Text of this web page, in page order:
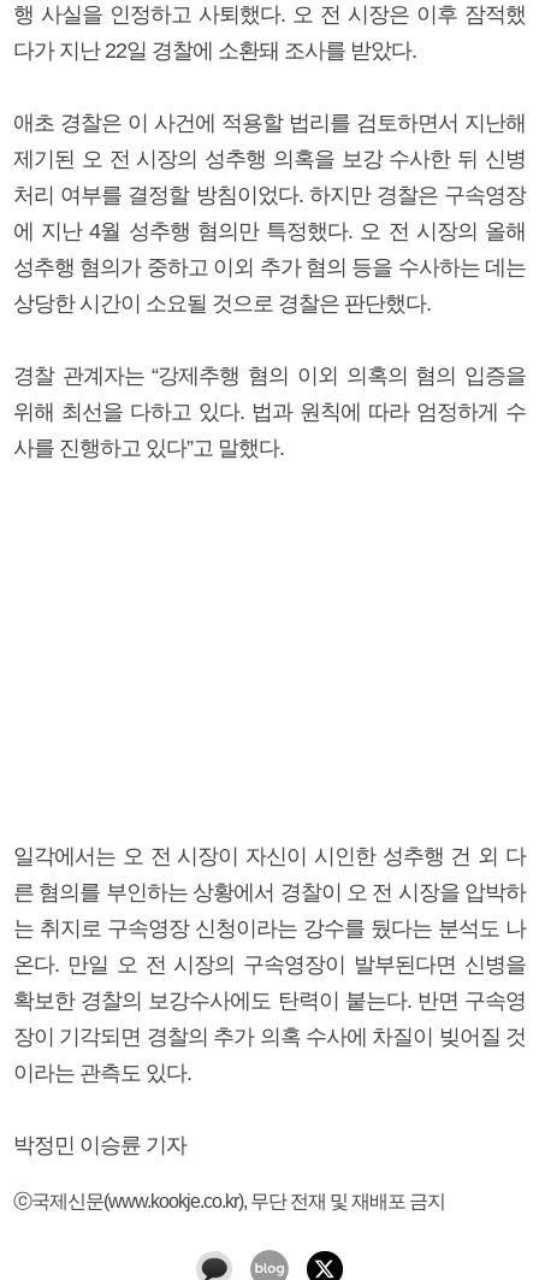
행 사실을 인정하고 사퇴했다. 오 전 시장은 이후 잠적했
다가 지난 22일 경찰에 소환돼 조사를 받았다.
애초 경찰은 이 사건에 적용할 법리를 검토하면서 지난해
제기된 오 전 시장의 성추행 의혹을 보강 수사한 뒤 신병
처리 여부를 결정할 방침이었다. 하지만 경찰은 구속영장
에 지난 4월 성추행 혐의만 특정했다. 오 전 시장의 올해
성추행 혐의가 중하고 이외 추가 혐의 등을 수사하는 데는
상당한 시간이 소요될 것으로 경찰은 판단했다.
경찰 관계자는 “강제추행 혐의 이외 의혹의 혐의 입증을
위해 최선을 다하고 있다. 법과 원칙에 따라 엄정하게 수
사를 진행하고 있다”고 말했다.
일각에서는 오 전 시장이 자신이 시인한 성추행 건 외 다
른 혐의를 부인하는 상황에서 경찰이 오 전 시장을 압박하
는 취지로 구속영장 신청이라는 강수를 뒀다는 분석도 나
온다. 만일 오 전 시장의 구속영장이 발부된다면 신병을
확보한 경찰의 보강수사에도 탄력이 붙는다. 반면 구속영
장이 기각되면 경찰의 추가 의혹 수사에 차질이 빚어질 것
이라는 관측도 있다.
박정민 이승륜 기자
ⓒ국제신문(www.kookje.co.kr), 무단 전재 및 재배포 금지